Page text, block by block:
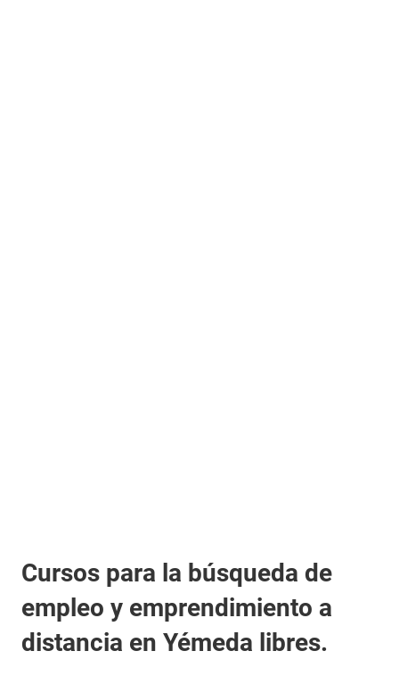
Cursos para la búsqueda de
empleo y emprendimiento a
distancia en Yémeda libres.